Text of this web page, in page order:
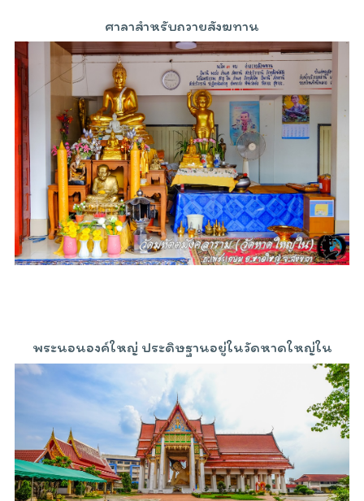
ศาลาสำหรับถวายสังฆทาน
พระนอนองค์ใหญ่ ประดิษฐานอยู่ในวัดหาดใหญ่ใน